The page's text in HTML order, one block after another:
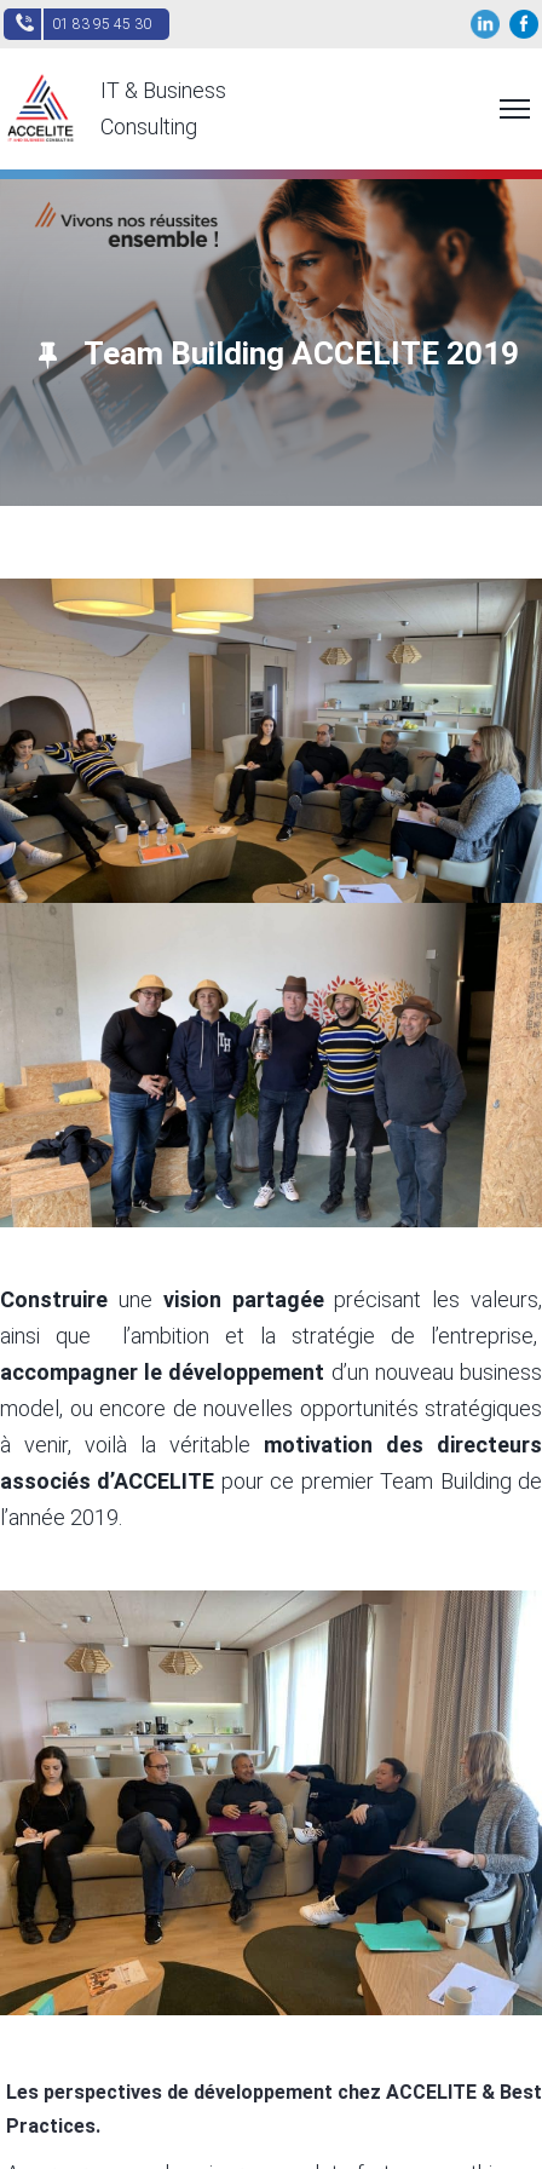
01 83 95 45 30
IT & Business
Consulting
Team Building ACCELITE 2019
Construire une vision partagéeprécisant les valeurs,
ainsi que l’ambition et la stratégie de l’entreprise,
accompagner le développement d’un nouveau business
model, ou encore de nouvelles opportunités stratégiques
à venir, voilà la véritable motivation des directeurs
associés d’ACCELITE pour ce premier Team Building de
l’année 2019.
Les perspectives de développement chez ACCELITE & Best
Practices.